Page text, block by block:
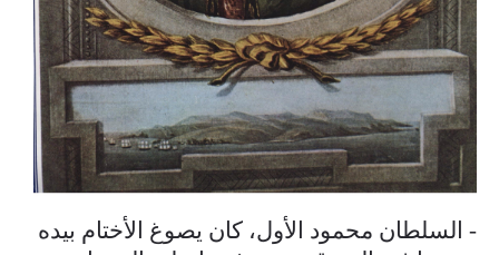
- السلطان محمود الأول، كان يصوغ الأختام بيده